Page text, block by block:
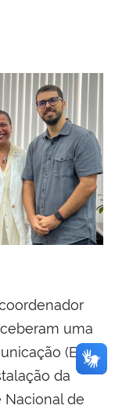
uma
(EBC)
da
Nacional de